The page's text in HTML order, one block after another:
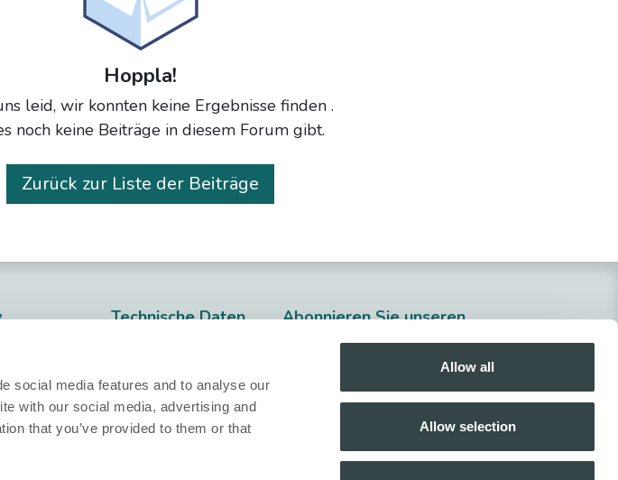
social media features and to analyse our
with our social media, advertising and
that you’ve provided to them or that
Allow all
Allow selection
Hoppla!
leid, wir konnten keine Ergebnisse finden .
noch keine Beiträge in diesem Forum gibt.
Zurück zur Liste der Beiträge
Technische Daten
Release notes
Fragen?
​Abonnieren Sie unseren
Newsletter
Anmelden